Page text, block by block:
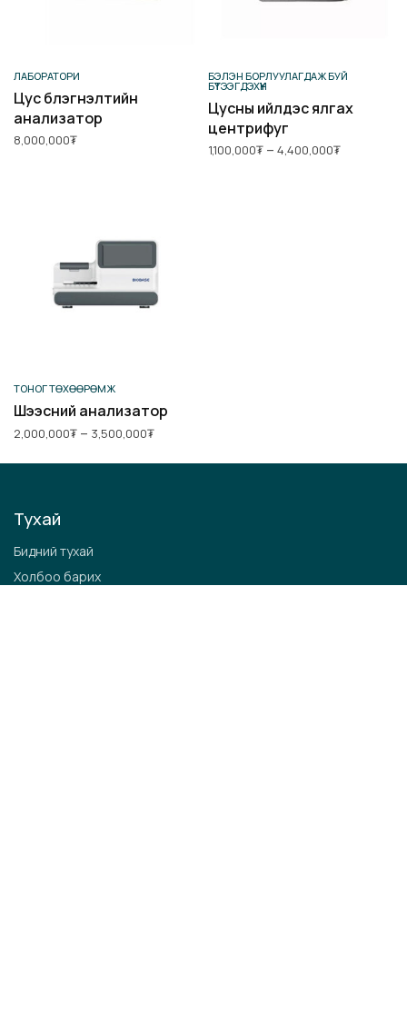
Сагсанд нэмэх
ЛАБОРАТОРИ
Цус бүлэгнэлтийн
анализатор
8,000,000₮
Сонголт хийх
БЭЛЭН БОРЛУУЛАГДАЖ БУЙ
БҮТЭЭГДЭХҮҮН
Цусны ийлдэс ялгах
центрифуг
1,100,000₮ – 4,400,000₮Price
Сонголт хийх
ТОНОГ ТӨХӨӨРӨМЖ
Шээсний анализатор
2,000,000₮ – 3,500,000₮Price
2,000,000₮
Тухай
Бидний тухай
Холбоо барих